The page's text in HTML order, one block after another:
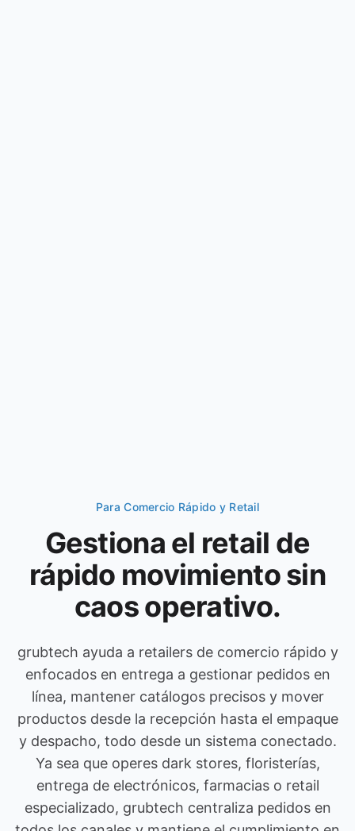
Para Comercio Rápido y Retail
Gestiona el retail de
rápido movimiento sin
caos operativo.
grubtech ayuda a retailers de comercio rápido y
enfocados en entrega a gestionar pedidos en
línea, mantener catálogos precisos y mover
productos desde la recepción hasta el empaque
y despacho, todo desde un sistema conectado.
Ya sea que operes dark stores, floristerías,
entrega de electrónicos, farmacias o retail
especializado, grubtech centraliza pedidos en